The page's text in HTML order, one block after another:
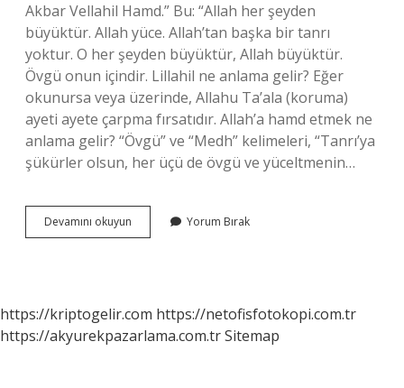
Akbar Vellahil Hamd.” Bu: “Allah her şeyden
büyüktür. Allah yüce. Allah’tan başka bir tanrı
yoktur. O her şeyden büyüktür, Allah büyüktür.
Övgü onun içindir. Lillahil ne anlama gelir? Eğer
okunursa veya üzerinde, Allahu Ta’ala (koruma)
ayeti ayete çarpma fırsatıdır. Allah’a hamd etmek ne
anlama gelir? “Övgü” ve “Medh” kelimeleri, “Tanrı’ya
şükürler olsun, her üçü de övgü ve yüceltmenin…
Devamını okuyun
Hamd
Yorum Bırak
https://kriptogelir.com https://netofisfotokopi.com.tr
https://akyurekpazarlama.com.trSitemap